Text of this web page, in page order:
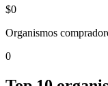
$0
Organismos
0